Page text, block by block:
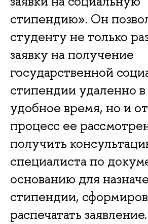
стипендию». Он
студенту не только
заявку на получение
государственной
стипендии удаленно
удобное время, но и
процесс ее
получить
специалиста по
основанию для
стипендии,
распечатать заявление.